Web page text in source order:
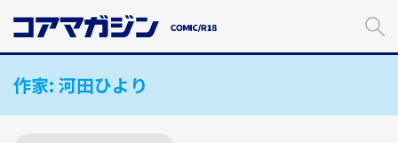
ン
作家: 河田ひより